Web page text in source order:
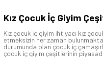
Kız Çocuk İç Giyim
Kız çocuk iç giyim ihtiyacı kız
etmeksizin her zaman
durumunda olan çocuk iç
çocuk iç giyim çeşitlerinin